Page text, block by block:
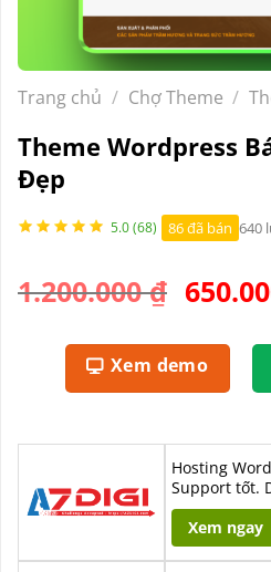
Trang chủ / Chợ Theme /
Theme Wordpress
Đẹp
5.0 (68) 86 đã bán 640
1.200.000₫ Giá
là:
Xem demo
Hosting
Support tốt.
Xem ngay